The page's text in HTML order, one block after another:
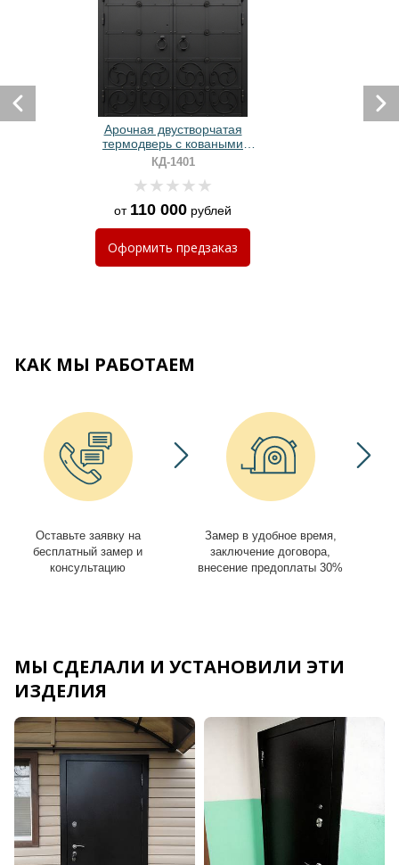
Арочная двустворчатая
термодверь с коваными
элементами и черным
полимерным напылением
КД-1401
от 110 000 рублей
Оформить предзаказ
КАК МЫ РАБОТАЕМ
Оставьте заявку на
бесплатный замер и
консультацию
Замер в удобное время,
заключение договора,
внесение предоплаты 30%
МЫ СДЕЛАЛИ И УСТАНОВИЛИ ЭТИ
ИЗДЕЛИЯ